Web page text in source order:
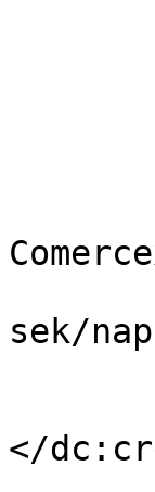
sek/
</